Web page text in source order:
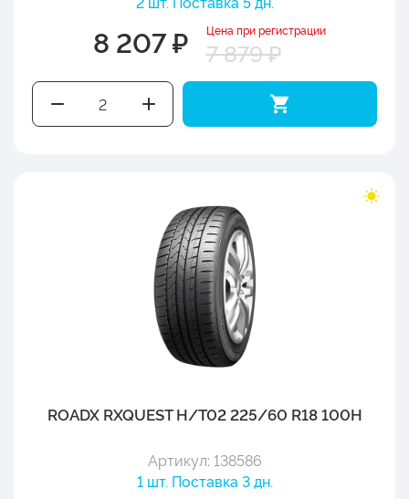
8 207 ₽ Цена при регистрации
7 879 ₽
ROADX RXQUEST H/T02 225/60 R18 100H
Артикул: 138586
1 шт. Поставка 3 дн.